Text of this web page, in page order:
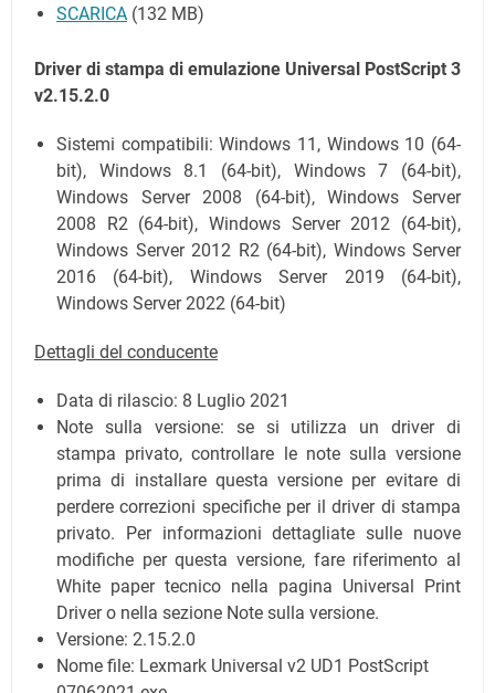
SCARICA (132 MB)
Driver di stampa di emulazione Universal PostScript 3
v2.15.2.0
Sistemi compatibili: Windows 11, Windows 10 (64-
bit), Windows 8.1 (64-bit), Windows 7 (64-bit),
Windows Server 2008 (64-bit), Windows Server
2008 R2 (64-bit), Windows Server 2012 (64-bit),
Windows Server 2012 R2 (64-bit), Windows Server
2016 (64-bit), Windows Server 2019 (64-bit),
Windows Server 2022 (64-bit)
Dettagli del conducente
Data di rilascio: 8 Luglio 2021
Note sulla versione: se si utilizza un driver di
stampa privato, controllare le note sulla versione
prima di installare questa versione per evitare di
perdere correzioni specifiche per il driver di stampa
privato. Per informazioni dettagliate sulle nuove
modifiche per questa versione, fare riferimento al
White paper tecnico nella pagina Universal Print
Driver o nella sezione Note sulla versione.
Versione: 2.15.2.0
Nome file: Lexmark Universal v2 UD1 PostScript